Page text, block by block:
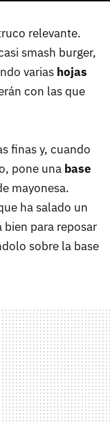
relevante.
smash burger,
varias hojas
con las que
finas y, cuando
pone una base
mayonesa.
ha salado un
para reposar
sobre la base